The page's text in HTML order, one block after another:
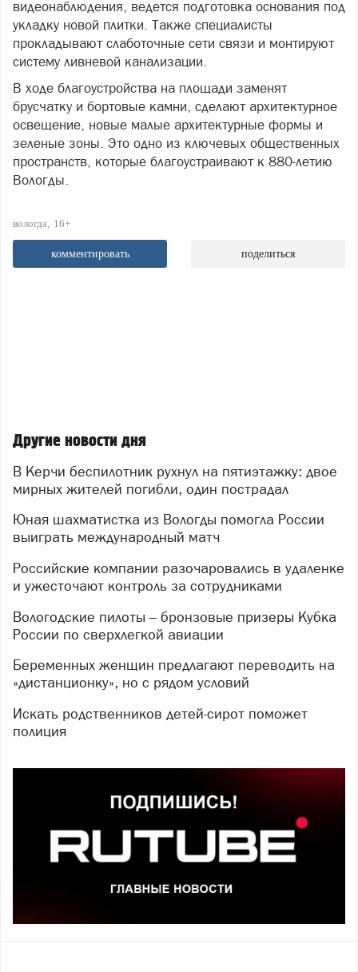
видеонаблюдения, ведется подготовка основания под
укладку новой плитки. Также специалисты
прокладывают слаботочные сети связи и монтируют
систему ливневой канализации.
В ходе благоустройства на площади заменят
брусчатку и бортовые камни, сделают архитектурное
освещение, новые малые архитектурные формы и
зеленые зоны. Это одно из ключевых общественных
пространств, которые благоустраивают к 880-летию
Вологды.
вологда 16+
комментировать поделиться
Другие новости дня
В Керчи беспилотник рухнул на пятиэтажку: двое
мирных жителей погибли, один пострадал
Юная шахматистка из Вологды помогла России
выиграть международный матч
Российские компании разочаровались в удаленке
и ужесточают контроль за сотрудниками
Вологодские пилоты – бронзовые призеры Кубка
России по сверхлегкой авиации
Беременных женщин предлагают переводить на
«дистанционку», но с рядом условий
Искать родственников детей-сирот поможет
полиция